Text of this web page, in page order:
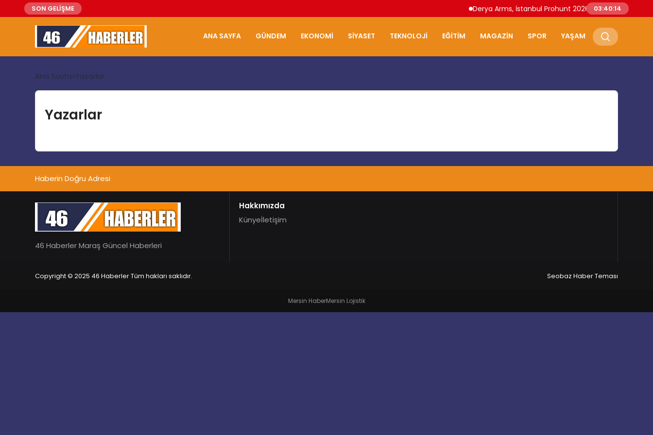
SON GELİŞME Derya Arms, İstanbul Prohunt 2026’da yeni nesil
03:40:14
ANA SAYFA GÜNDEM EKONOMI SIYASET TEKNOLOJI EĞITIM MAGAZIN SPOR YAŞAM
Ana Sayfa Yazarlar
Yazarlar
Haberin Doğru Adresi
46 Haberler Maraş Güncel Haberleri
Hakkımızda
Künyeİletişim
Copyright © 2025 46 Haberler Tüm hakları saklıdır. Seobaz Haber Teması
Mersin HaberMersin Lojistik